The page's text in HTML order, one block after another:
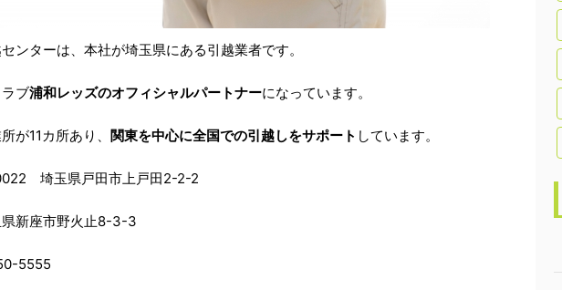
ンターは、本社が埼玉県にある引越業者です。
ブ浦和レッズのオフィシャルパートナーになっています。
が11カ所あり、 関東を中心に全国での引越しをサポート しています。
埼玉県戸田市上戸田2-2-2
新座市野火止8-3-3
5555